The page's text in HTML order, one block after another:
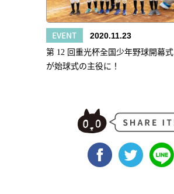
EVENT 2020.11.23
第 12 回重光杯全国少年野球開幕
が始球式の主役に！